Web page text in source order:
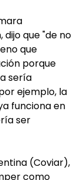
que "de no
que
porque
sería
ejemplo, la
funciona en
ser
(Coviar),
como